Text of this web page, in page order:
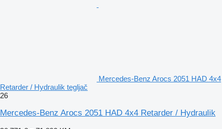
Mercedes-Benz Arocs 2051 HAD 4x4
Retarder / Hydraulik tegljač
26
Mercedes-Benz Arocs 2051 HAD 4x4 Retarder / Hydraulik